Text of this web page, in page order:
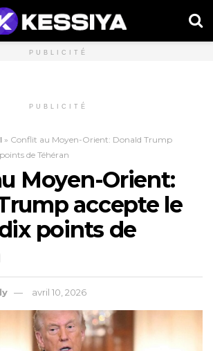
PUBLICITÉ
PUBLICITÉ
» Conflit au Moyen-Orient: Donald Trump
de Téhéran
Moyen-Orient:
accepte le
points de
avril 10, 2026